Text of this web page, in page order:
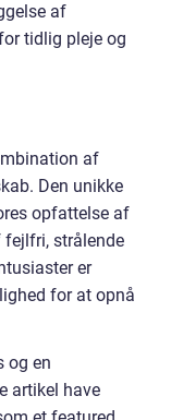
af
tidlig pleje og
af
Den unikke
opfattelse af
fejlfri, strålende
er
for at opnå
og en
artikel have